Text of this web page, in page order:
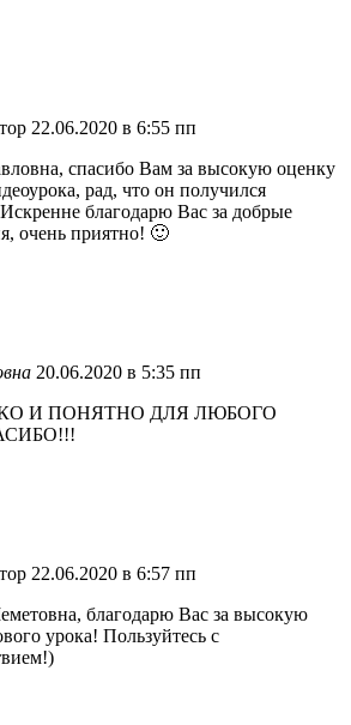
22.06.2020 в 6:55 пп
спасибо Вам за высокую оценку
рад, что он получился
благодарю Вас за добрые
очень приятно! 🙂
20.06.2020 в 5:35 пп
И ПОНЯТНО ДЛЯ ЛЮБОГО
22.06.2020 в 6:57 пп
благодарю Вас за высокую
урока! Пользуйтесь с